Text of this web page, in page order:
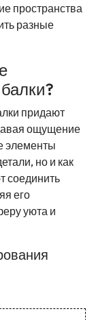
пространства
разные
придают
ощущение
элементы
но и как
соединить
его
уюта и